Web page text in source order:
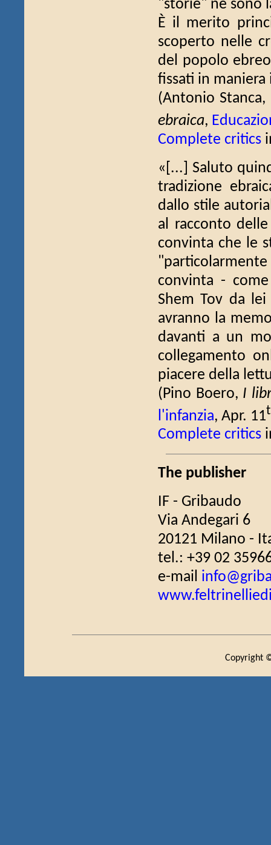
"storie" ne sono
È il merito
scoperto nelle
del popolo
fissati in
(Antonio Stanca,
ebraica,
Complete critics
«[...] Saluto
tradizione
dallo stile
al racconto
convinta che le
convinta -
Shem Tov da
avranno la
davanti a un
collegamento
piacere della
(Pino Boero, I
l'infanzia, Apr. 11
Complete critics
The publisher
IF - Gribaudo
Via Andegari 6
20121 Milano -
tel.: +39 02
e-mail
Copyright